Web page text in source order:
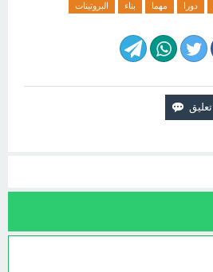
دورا مهما بناء البروتينات